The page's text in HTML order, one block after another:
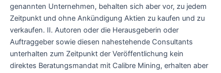
genannten Unternehmen, behalten sich aber vor, zu jedem
Zeitpunkt und ohne Ankündigung Aktien zu kaufen und zu
verkaufen. II. Autoren oder die Herausgeberin oder
Auftraggeber sowie diesen nahestehende Consultants
unterhalten zum Zeitpunkt der Veröffentlichung kein
direktes Beratungsmandat mit Calibre Mining, erhalten aber